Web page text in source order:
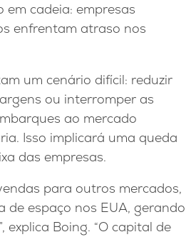
em cadeia: empresas
enfrentam atraso nos
um cenário difícil: reduzir
ou interromper as
ao mercado
Isso implicará uma queda
das empresas.
para outros mercados,
espaço nos EUA, gerando
Boing. “O capital de